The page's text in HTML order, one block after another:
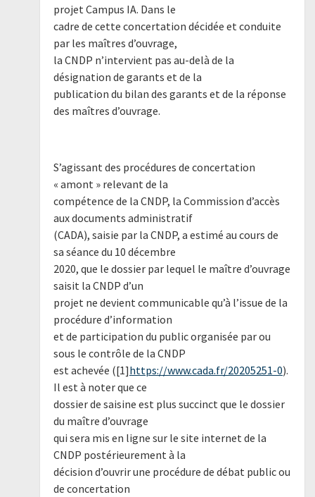
projet Campus IA. Dans le
cadre de cette concertation décidée et conduite
par les maîtres d’ouvrage,
la CNDP n’intervient pas au-delà de la
désignation de garants et de la
publication du bilan des garants et de la réponse
des maîtres d’ouvrage.
S’agissant des procédures de concertation
« amont » relevant de la
compétence de la CNDP, la Commission d’accès
aux documents administratif
(CADA), saisie par la CNDP, a estimé au cours de
sa séance du 10 décembre
2020, que le dossier par lequel le maître d’ouvrage
saisit la CNDP d’un
projet ne devient communicable qu’à l’issue de la
procédure d’information
et de participation du public organisée par ou
sous le contrôle de la CNDP
est achevée ([1]https://www.cada.fr/20205251-0).
Il est à noter que ce
dossier de saisine est plus succinct que le dossier
du maître d’ouvrage
qui sera mis en ligne sur le site internet de la
CNDP postérieurement à la
décision d’ouvrir une procédure de débat public ou
de concertation